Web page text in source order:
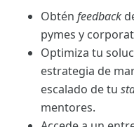
Obtén feedback
pymes y
Optimiza tu
estrategia de
escalado de tu
mentores.